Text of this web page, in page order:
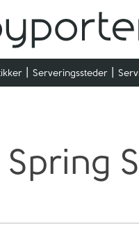
Serveringssteder
Spring